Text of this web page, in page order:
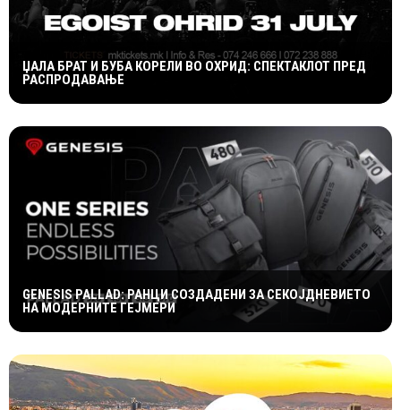
ЏАЛА БРАТ И БУБА КОРЕЛИ ВО ОХРИД: СПЕКТАКЛОТ ПРЕД
РАСПРОДАВАЊЕ
GENESIS PALLAD: РАНЦИ СОЗДАДЕНИ ЗА СЕКОЈДНЕВИЕТО
НА МОДЕРНИТЕ ГЕЈМЕРИ